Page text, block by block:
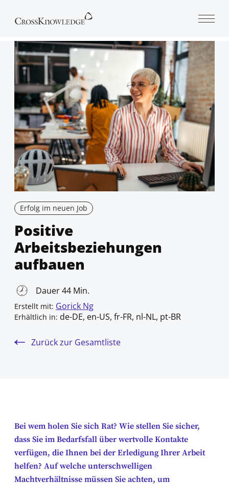
Erfolg im neuen Job
Positive
Arbeitsbeziehungen
aufbauen
Dauer 44 Min.
Erstellt mit: Gorick Ng
Erhältlich in: de-DE, en-US, fr-FR, nl-NL, pt-BR
Zurück zur Gesamtliste
Bei wem holen Sie sich Rat? Wie stellen Sie sicher,
dass Sie im Bedarfsfall über wertvolle Kontakte
verfügen, die Ihnen bei der Erledigung Ihrer Arbeit
helfen? Auf welche unterschwelligen
Machtverhältnisse müssen Sie achten, um